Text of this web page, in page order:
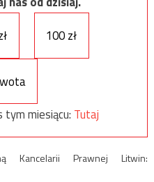
100 zł
tym miesiącu: Tutaj
Kancelarii Prawnej Litwin: